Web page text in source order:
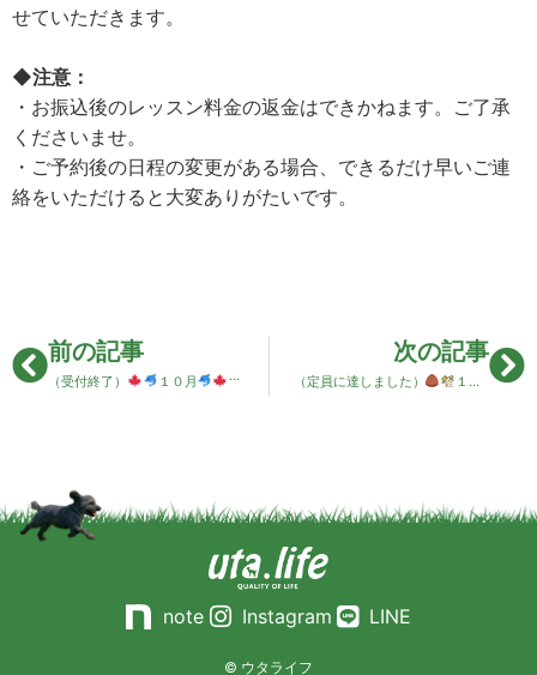
せていただきます。
◆注意：
・お振込後のレッスン料金の返金はできかねます。ご了承
くださいませ。
・ご予約後の日程の変更がある場合、できるだけ早いご連
絡をいただけると大変ありがたいです。
前の記事
（受付終了） １０月 ペットStepあぞうの店プライベートレッスンのお
次の記事
（定員に達しました） １１月
note Instagram LINE
© ウタライフ